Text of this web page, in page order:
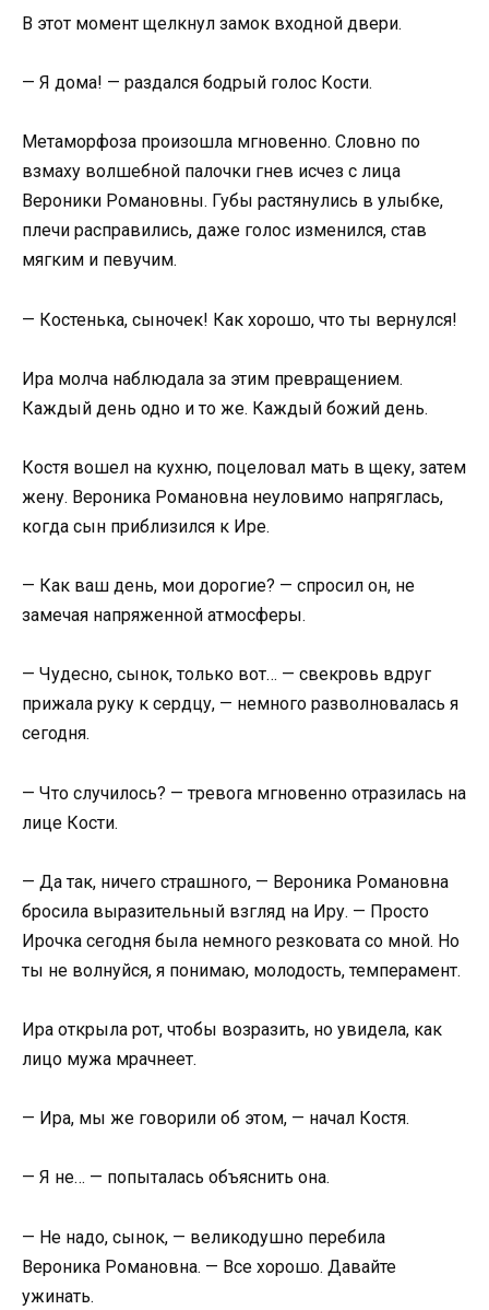
В этот момент щелкнул замок входной двери.
— Я дома! — раздался бодрый голос Кости.
Метаморфоза произошла мгновенно. Словно по
взмаху волшебной палочки гнев исчез с лица
Вероники Романовны. Губы растянулись в улыбке,
плечи расправились, даже голос изменился, став
мягким и певучим.
— Костенька, сыночек! Как хорошо, что ты вернулся!
Ира молча наблюдала за этим превращением.
Каждый день одно и то же. Каждый божий день.
Костя вошел на кухню, поцеловал мать в щеку, затем
жену. Вероника Романовна неуловимо напряглась,
когда сын приблизился к Ире.
— Как ваш день, мои дорогие? — спросил он, не
замечая напряженной атмосферы.
— Чудесно, сынок, только вот… — свекровь вдруг
прижала руку к сердцу, — немного разволновалась я
сегодня.
— Что случилось? — тревога мгновенно отразилась на
лице Кости.
— Да так, ничего страшного, — Вероника Романовна
бросила выразительный взгляд на Иру. — Просто
Ирочка сегодня была немного резковата со мной. Но
ты не волнуйся, я понимаю, молодость, темперамент.
Ира открыла рот, чтобы возразить, но увидела, как
лицо мужа мрачнеет.
— Ира, мы же говорили об этом, — начал Костя.
— Я не… — попыталась объяснить она.
— Не надо, сынок, — великодушно перебила
Вероника Романовна. — Все хорошо. Давайте
ужинать.